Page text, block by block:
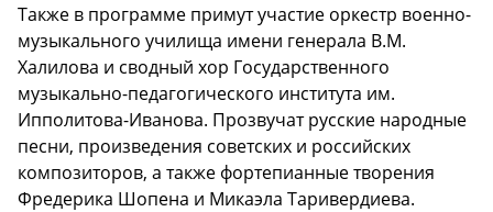
Также в программе примут участие оркестр военно-
музыкального училища имени генерала В.М.
Халилова и сводный хор Государственного
музыкально-педагогического института им.
Ипполитова-Иванова. Прозвучат русские народные
песни, произведения советских и российских
композиторов, а также фортепианные творения
Фредерика Шопена и Микаэла Таривердиева.